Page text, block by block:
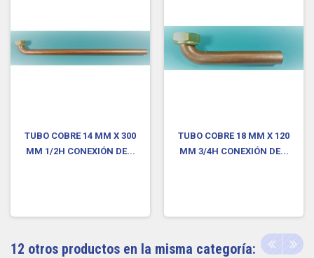
TUBO COBRE 14 MM X 300
MM 1/2H CONEXIÓN DE...
TUBO COBRE 18 MM X 120
MM 3/4H CONEXIÓN DE...
12 otros productos en la misma categoría: